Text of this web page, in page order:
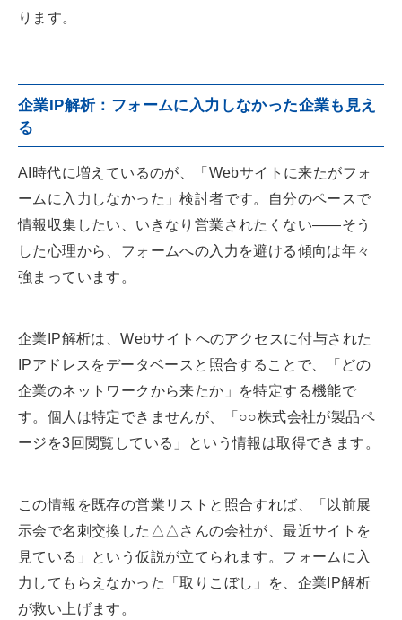
ります。
企業IP解析：フォームに入力しなかった企業も見え
る
AI時代に増えているのが、「Webサイトに来たがフォ
ームに入力しなかった」検討者です。自分のペースで
情報収集したい、いきなり営業されたくない——そう
した心理から、フォームへの入力を避ける傾向は年々
強まっています。
企業IP解析は、Webサイトへのアクセスに付与された
IPアドレスをデータベースと照合することで、「どの
企業のネットワークから来たか」を特定する機能で
す。個人は特定できませんが、「○○株式会社が製品ペ
ージを3回閲覧している」という情報は取得できます。
この情報を既存の営業リストと照合すれば、「以前展
示会で名刺交換した△△さんの会社が、最近サイトを
見ている」という仮説が立てられます。フォームに入
力してもらえなかった「取りこぼし」を、企業IP解析
が救い上げます。